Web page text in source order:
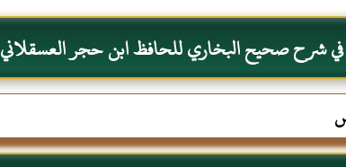
في شرح صحيح البخاري للحافظ ابن حجر العسقلاني